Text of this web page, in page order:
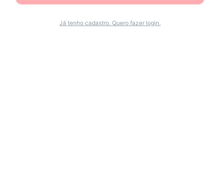
Já tenho cadastro. Quero fazer login.